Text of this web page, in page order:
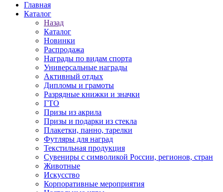
Главная
Каталог
Назад
Каталог
Новинки
Распродажа
Награды по видам спорта
Универсальные награды
Активный отдых
Дипломы и грамоты
Разрядные книжки и значки
ГТО
Призы из акрила
Призы и подарки из стекла
Плакетки, панно, тарелки
Футляры для наград
Текстильная продукция
Сувениры с символикой России, регионов, стран
Животные
Искусство
Корпоративные мероприятия